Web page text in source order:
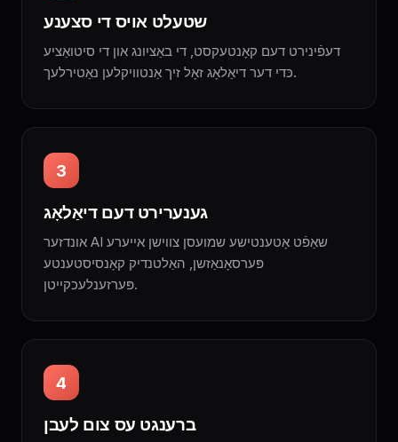
שטעלט אויס די סצענע
דעפֿינירט דעם קאָנטעקסט, די באַציִונג און די סיטואַציע
כּדי דער דיאַלאָג זאָל זיך אַנטוויקלען נאַטירלעך.
3
גענערירט דעם דיאַלאָג
אונדזער AI שאַפֿט אָטענטישע שמועסן צווישן אייערע
פּערסאָנאַזשן, האַלטנדיק קאָנסיסטענטע
פּערזענלעכקייטן.
4
ברענגט עס צום לעבן